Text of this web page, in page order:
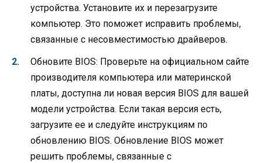
устройства. Установите их и перезагрузите
компьютер. Это поможет исправить проблемы,
связанные с несовместимостью драйверов.
Обновите BIOS: Проверьте на официальном сайте
производителя компьютера или материнской
платы, доступна ли новая версия BIOS для вашей
модели устройства. Если такая версия есть,
загрузите ее и следуйте инструкциям по
обновлению BIOS. Обновление BIOS может
решить проблемы, связанные с